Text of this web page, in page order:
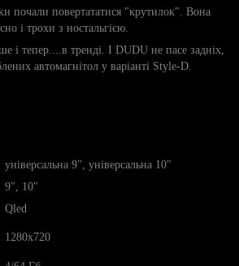
почали повертататися "крутилок". Вона
і трохи з ностальгією.
і тепер....в тренді. I DUDU не пасе задніх,
автомагнітол у варіанті Style-D.
універсальна 9", універсальна 10"
9", 10"
Qled
1280х720